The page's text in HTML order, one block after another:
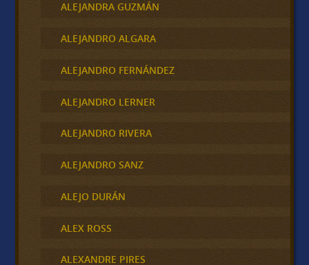
ALEJANDRA GUZMÁN
ALEJANDRO ALGARA
ALEJANDRO FERNÁNDEZ
ALEJANDRO LERNER
ALEJANDRO RIVERA
ALEJANDRO SANZ
ALEJO DURÁN
ALEX ROSS
ALEXANDRE PIRES